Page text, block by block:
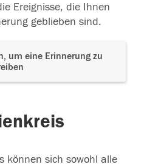
Ereignisse, die Ihnen
geblieben sind.
um eine Erinnerung zu
können sich sowohl alle